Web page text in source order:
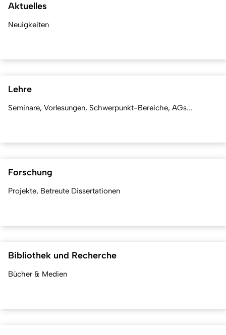
Aktuelles
Neuigkeiten
Lehre
Seminare, Vorlesungen, Schwerpunkt-Bereiche, AGs...
Forschung
Projekte, Betreute Dissertationen
Bibliothek und Recherche
Bücher & Medien